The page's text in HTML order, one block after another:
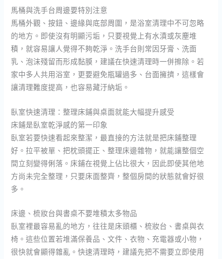
馬桶與洗手台周邊要特別注意
馬桶外觀、按鈕、邊緣與底部周圍，是浴室清理中不可忽略
的地方。即使沒有明顯污垢，只要視覺上有水漬或灰塵堆
積，就容易讓人覺得不夠乾淨。洗手台則常因牙膏、洗面
乳、泡沫殘留而形成黏膜，建議在快速清理時一併擦除。若
家中多人共用浴室，更要避免瓶罐過多、台面擁擠，這樣會
讓清理難度提高，也容易藏汙納垢。
臥室快速清理：整理床鋪與桌面就能大幅提升感受
床鋪是臥室乾淨感的第一印象
臥室若要快速看起來整潔，最直接的方法就是把床鋪整理
好。拉平被單、把枕頭擺正、整理床邊雜物，就能讓整個空
間立刻變得俐落。床鋪在視覺上佔比很大，因此即使其他地
方尚未完全整理，只要床面整齊，整個房間的狀態就會好很
多。
床邊、梳妝台與書桌不要堆積太多物品
臥室裡最容易亂的地方，往往是床頭櫃、梳妝台、書桌與衣
椅。這些位置若堆滿保養品、文件、衣物、充電器或小物，
很快就會顯得雜亂。快速清理時，建議先把不需要立即使用